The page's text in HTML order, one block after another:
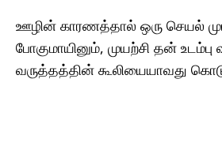
ஊழின் காரணத்தால் ஒரு செயல்
போகுமாயினும், முயற்சி தன் உடம்பு
வருத்தத்தின் கூலியையாவது